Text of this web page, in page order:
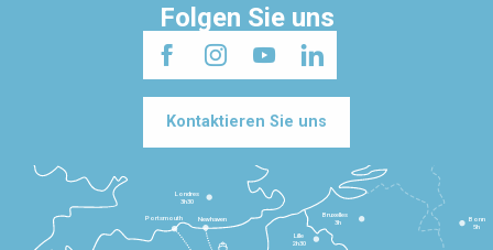
Folgen Sie uns
Kontaktieren Sie uns
Lille
2h30
Bruxelles
3h
Londres
3h30
Newhaven
Portsmouth
Bonn
5h